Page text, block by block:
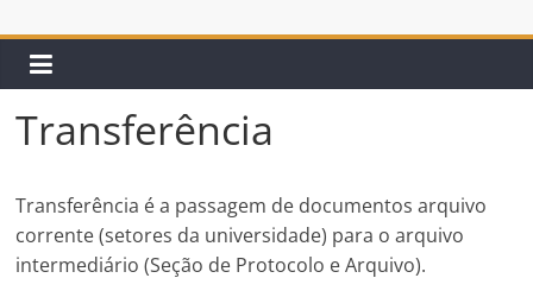
Transferência
Transferência é a passagem de documentos arquivo
corrente (setores da universidade) para o arquivo
intermediário (Seção de Protocolo e Arquivo).